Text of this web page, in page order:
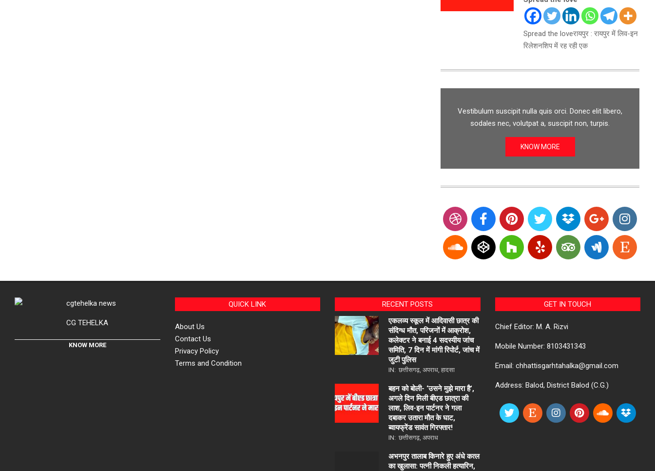
Spread the loveरायपुर : रायपुर में लिव-इन
रिलेशनशिप में रह रही एक
Vestibulum suscipit nulla quis orci. Donec elit libero,
sodales nec, volutpat a, suscipit non, turpis.
KNOW MORE
CG TEHELKA
KNOW MORE
QUICK LINK
About Us
Contact Us
Privacy Policy
Terms and Condition
RECENT POSTS
एकलव्य स्कूल में आदिवासी छात्र की
संदिग्ध मौत, परिजनों में आक्रोश,
कलेक्टर ने बनाई 4 सदस्यीय जांच
समिति, 7 दिन में मांगी रिपोर्ट, जांच में
जुटी पुलिस
IN: छत्तीसगढ़ अपराध हादसा
बहन को बोली- ‘उसने मुझे मारा है’,
अगले दिन मिली बीएड छात्रा की
लाश, लिव-इन पार्टनर ने गला
दबाकर उतारा मौत के घाट,
ब्वायफ्रेंड सावंत गिरफ्तार!
IN: छत्तीसगढ़ अपराध
अभनपुर तालाब किनारे हुए अंधे कत्ल
का खुलासा: पत्नी निकली हत्यारिन,
GET IN TOUCH
Chief Editor: M. A. Rizvi
Mobile Number: 8103431343
Email: chhattisgarhtahalka@gmail.com
Address: Balod, District Balod (C.G.)